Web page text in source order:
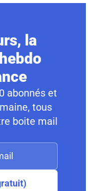
la
abonnés et
tous
boite mail